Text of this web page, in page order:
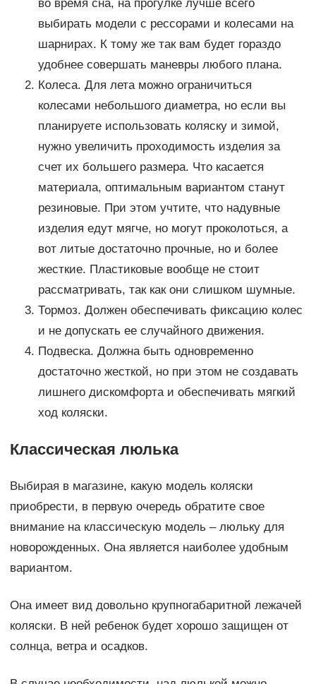
во время сна, на прогулке лучше всего
выбирать модели с рессорами и колесами на
шарнирах. К тому же так вам будет гораздо
удобнее совершать маневры любого плана.
Колеса. Для лета можно ограничиться
колесами небольшого диаметра, но если вы
планируете использовать коляску и зимой,
нужно увеличить проходимость изделия за
счет их большего размера. Что касается
материала, оптимальным вариантом станут
резиновые. При этом учтите, что надувные
изделия едут мягче, но могут проколоться, а
вот литые достаточно прочные, но и более
жесткие. Пластиковые вообще не стоит
рассматривать, так как они слишком шумные.
Тормоз. Должен обеспечивать фиксацию колес
и не допускать ее случайного движения.
Подвеска. Должна быть одновременно
достаточно жесткой, но при этом не создавать
лишнего дискомфорта и обеспечивать мягкий
ход коляски.
Классическая люлька
Выбирая в магазине, какую модель коляски
приобрести, в первую очередь обратите свое
внимание на классическую модель – люльку для
новорожденных. Она является наиболее удобным
вариантом.
Она имеет вид довольно крупногабаритной лежачей
коляски. В ней ребенок будет хорошо защищен от
солнца, ветра и осадков.